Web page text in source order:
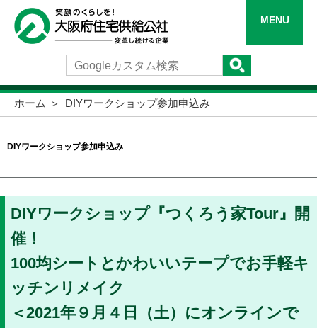
MENU
ホーム DIYワークショップ参加申込み
DIYワークショップ参加申込み
DIYワークショップ『つくろう家Tour』開
催！
100均シートとかわいいテープでお手軽キ
ッチンリメイク
＜2021年９月４日（土）にオンラインで